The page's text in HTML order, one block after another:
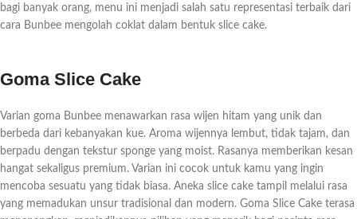
bagi banyak orang, menu ini menjadi salah satu representasi terbaik dari
cara Bunbee mengolah coklat dalam bentuk slice cake.
Goma Slice Cake
Varian goma Bunbee menawarkan rasa wijen hitam yang unik dan
berbeda dari kebanyakan kue. Aroma wijennya lembut, tidak tajam, dan
berpadu dengan tekstur sponge yang moist. Rasanya memberikan kesan
hangat sekaligus premium. Varian ini cocok untuk kamu yang ingin
mencoba sesuatu yang tidak biasa. Aneka slice cake tampil melalui rasa
yang memadukan unsur tradisional dan modern. Goma Slice Cake terasa